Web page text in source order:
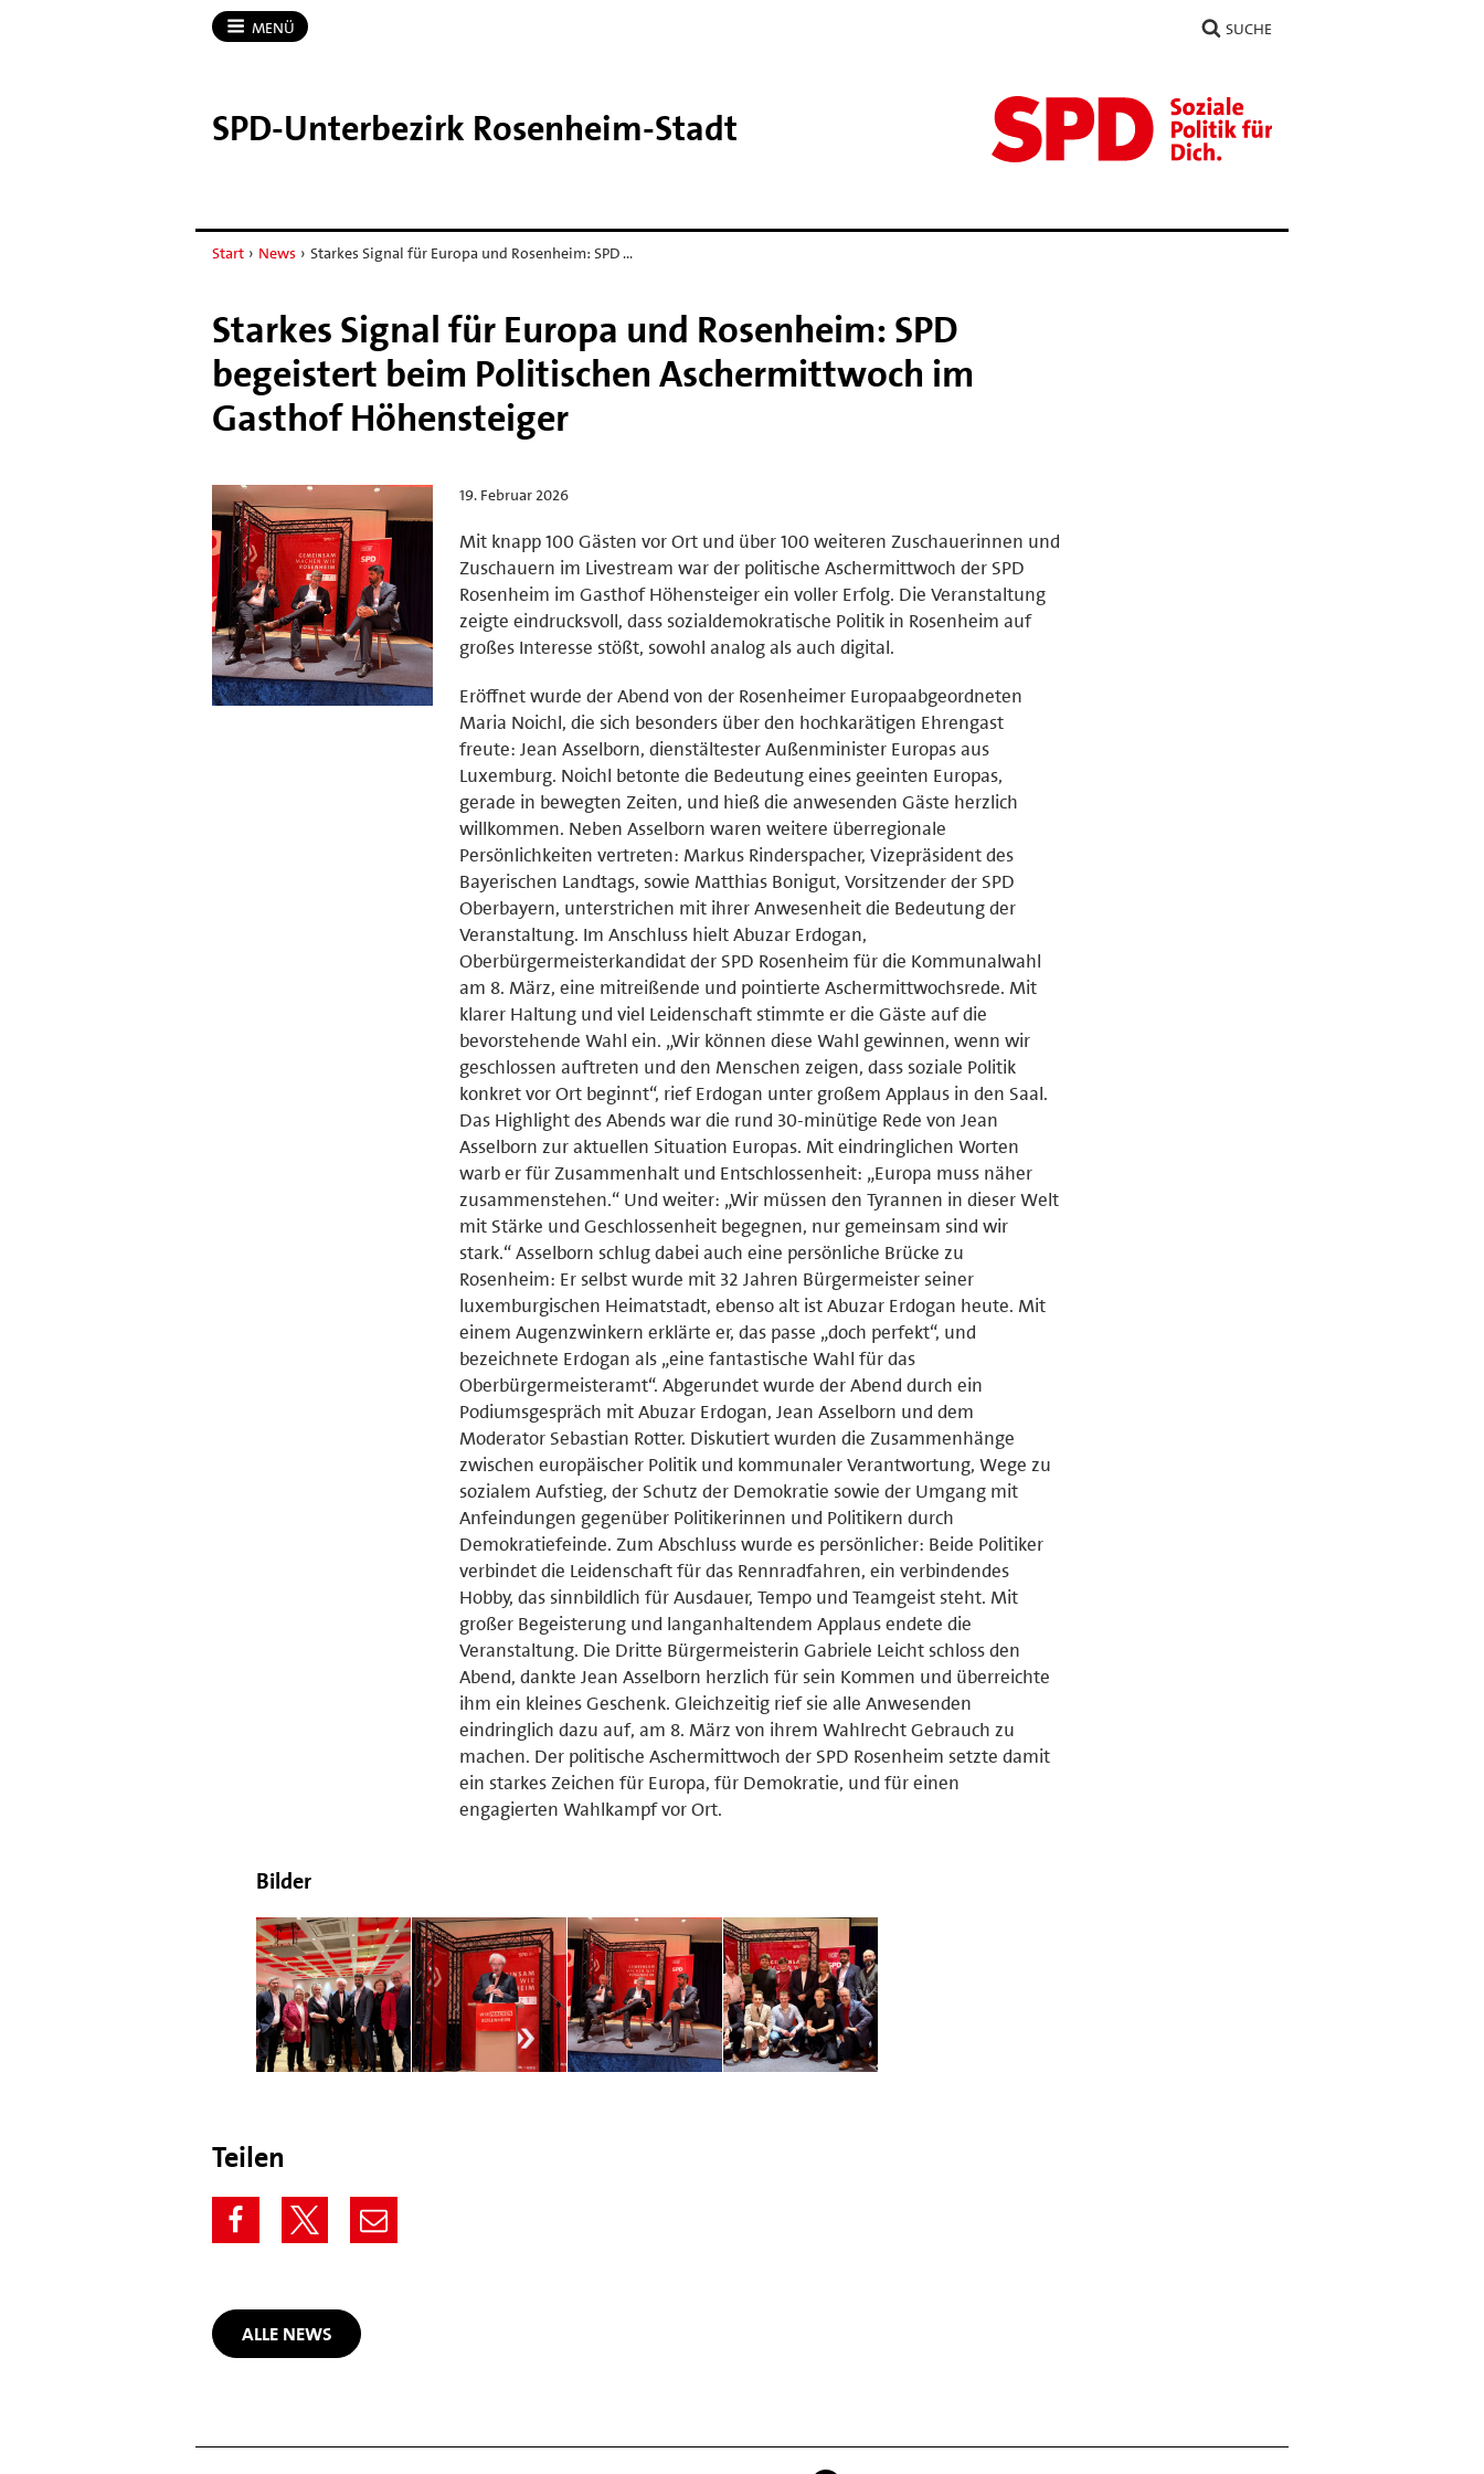
MENÜ SUCHE
SPD-​Unterbezirk Rosenheim-​Stadt
Start › News › Starkes Signal für Europa und Rosenheim: SPD …
Starkes Signal für Europa und Rosenheim: SPD
begeistert beim Politischen Aschermittwoch im
Gasthof Höhensteiger
19. Februar 2026
Mit knapp 100 Gästen vor Ort und über 100 weiteren Zuschauerinnen und
Zuschauern im Livestream war der politische Aschermittwoch der SPD
Rosenheim im Gasthof Höhensteiger ein voller Erfolg. Die Veranstaltung
zeigte eindrucksvoll, dass sozialdemokratische Politik in Rosenheim auf
großes Interesse stößt, sowohl analog als auch digital.
Eröffnet wurde der Abend von der Rosenheimer Europaabgeordneten
Maria Noichl, die sich besonders über den hochkarätigen Ehrengast
freute: Jean Asselborn, dienstältester Außenminister Europas aus
Luxemburg. Noichl betonte die Bedeutung eines geeinten Europas,
gerade in bewegten Zeiten, und hieß die anwesenden Gäste herzlich
willkommen. Neben Asselborn waren weitere überregionale
Persönlichkeiten vertreten: Markus Rinderspacher, Vizepräsident des
Bayerischen Landtags, sowie Matthias Bonigut, Vorsitzender der SPD
Oberbayern, unterstrichen mit ihrer Anwesenheit die Bedeutung der
Veranstaltung. Im Anschluss hielt Abuzar Erdogan,
Oberbürgermeisterkandidat der SPD Rosenheim für die Kommunalwahl
am 8. März, eine mitreißende und pointierte Aschermittwochsrede. Mit
klarer Haltung und viel Leidenschaft stimmte er die Gäste auf die
bevorstehende Wahl ein. „Wir können diese Wahl gewinnen, wenn wir
geschlossen auftreten und den Menschen zeigen, dass soziale Politik
konkret vor Ort beginnt“, rief Erdogan unter großem Applaus in den Saal.
Das Highlight des Abends war die rund 30-minütige Rede von Jean
Asselborn zur aktuellen Situation Europas. Mit eindringlichen Worten
warb er für Zusammenhalt und Entschlossenheit: „Europa muss näher
zusammenstehen.“ Und weiter: „Wir müssen den Tyrannen in dieser Welt
mit Stärke und Geschlossenheit begegnen, nur gemeinsam sind wir
stark.“ Asselborn schlug dabei auch eine persönliche Brücke zu
Rosenheim: Er selbst wurde mit 32 Jahren Bürgermeister seiner
luxemburgischen Heimatstadt, ebenso alt ist Abuzar Erdogan heute. Mit
einem Augenzwinkern erklärte er, das passe „doch perfekt“, und
bezeichnete Erdogan als „eine fantastische Wahl für das
Oberbürgermeisteramt“. Abgerundet wurde der Abend durch ein
Podiumsgespräch mit Abuzar Erdogan, Jean Asselborn und dem
Moderator Sebastian Rotter. Diskutiert wurden die Zusammenhänge
zwischen europäischer Politik und kommunaler Verantwortung, Wege zu
sozialem Aufstieg, der Schutz der Demokratie sowie der Umgang mit
Anfeindungen gegenüber Politikerinnen und Politikern durch
Demokratiefeinde. Zum Abschluss wurde es persönlicher: Beide Politiker
verbindet die Leidenschaft für das Rennradfahren, ein verbindendes
Hobby, das sinnbildlich für Ausdauer, Tempo und Teamgeist steht. Mit
großer Begeisterung und langanhaltendem Applaus endete die
Veranstaltung. Die Dritte Bürgermeisterin Gabriele Leicht schloss den
Abend, dankte Jean Asselborn herzlich für sein Kommen und überreichte
ihm ein kleines Geschenk. Gleichzeitig rief sie alle Anwesenden
eindringlich dazu auf, am 8. März von ihrem Wahlrecht Gebrauch zu
machen. Der politische Aschermittwoch der SPD Rosenheim setzte damit
ein starkes Zeichen für Europa, für Demokratie, und für einen
engagierten Wahlkampf vor Ort.
Bilder
Teilen
ALLE NEWS